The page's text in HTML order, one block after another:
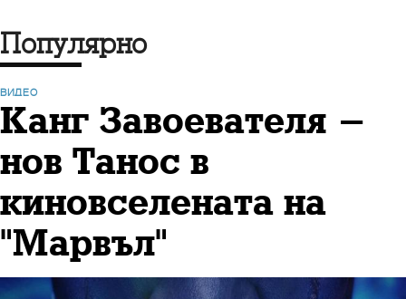
Популярно
ВИДЕО
Канг Завоевателя -
нов Танос в
киновселената на
"Марвъл"